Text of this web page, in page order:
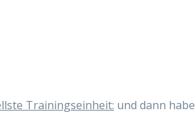
Trainingseinheit: und dann